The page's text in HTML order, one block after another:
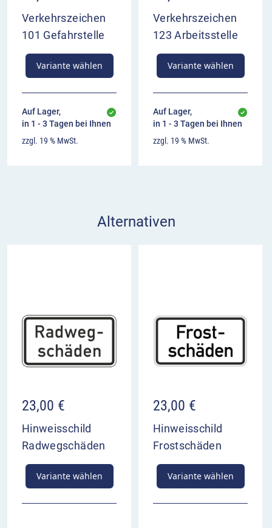
Verkehrszeichen
101 Gefahrstelle
Variante wählen
Auf Lager,
in 1 - 3 Tagen bei Ihnen
zzgl. 19 % MwSt.
Verkehrszeichen
123 Arbeitsstelle
Variante wählen
Auf Lager,
in 1 - 3 Tagen bei Ihnen
zzgl. 19 % MwSt.
Alternativen
23,00 €
Hinweisschild
Radwegschäden
Variante wählen
23,00 €
Hinweisschild
Frostschäden
Variante wählen